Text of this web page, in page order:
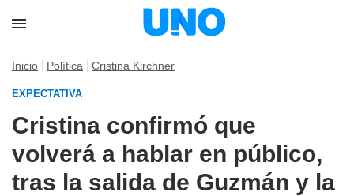
Inicio Política Cristina Kirchner
EXPECTATIVA
Cristina confirmó que
volverá a hablar en público,
tras la salida de Guzmán y la